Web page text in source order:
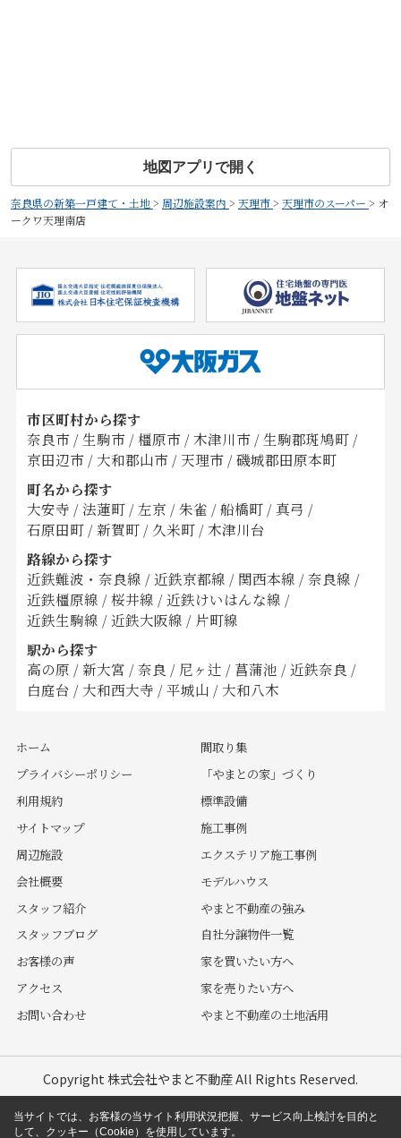
地図アプリで開く
奈良県の新築一戸建て・土地> 周辺施設案内 > 天理市> 天理市のスーパー > オ
ークワ天理南店
市区町村から探す
奈良市 / 生駒市 / 橿原市 / 木津川市 / 生駒郡斑鳩町 /
京田辺市 / 大和郡山市 / 天理市 / 磯城郡田原本町
町名から探す
大安寺 / 法蓮町 / 左京 / 朱雀 / 船橋町 / 真弓 /
石原田町 / 新賀町 / 久米町 / 木津川台
路線から探す
近鉄難波・奈良線 / 近鉄京都線 / 関西本線 / 奈良線 /
近鉄橿原線 / 桜井線 / 近鉄けいはんな線 /
近鉄生駒線 / 近鉄大阪線 / 片町線
駅から探す
高の原 / 新大宮 / 奈良 / 尼ヶ辻 / 菖蒲池 / 近鉄奈良 /
白庭台 / 大和西大寺 / 平城山 / 大和八木
ホーム
プライバシーポリシー
利用規約
サイトマップ
周辺施設
会社概要
スタッフ紹介
スタッフブログ
お客様の声
アクセス
お問い合わせ
間取り集
「やまとの家」づくり
標準設備
施工事例
エクステリア施工事例
モデルハウス
やまと不動産の強み
自社分譲物件一覧
家を買いたい方へ
家を売りたい方へ
やまと不動産の土地活用
Copyright 株式会社やまと不動産 All Rights Reserved.
当サイトでは、お客様の当サイト利用状況把握、サービス向上検討を目的と
して、クッキー（Cookie）を使用しています。